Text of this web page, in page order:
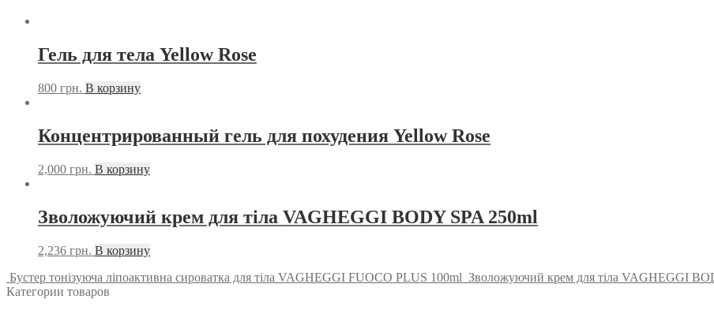
Гель для тела Yellow Rose
800 грн. В корзину
Концентрированный гель для похудения Yellow Rose
2,000 грн. В корзину
Зволожуючий крем для тіла VAGHEGGI BODY SPA 250ml
2,236 грн. В корзину
Бустер тонізуюча ліпоактивна сироватка для тіла VAGHEGGI FUOCO PLUS 100ml Зволожуючий крем для тіла VAGHEGGI
Категории товаров